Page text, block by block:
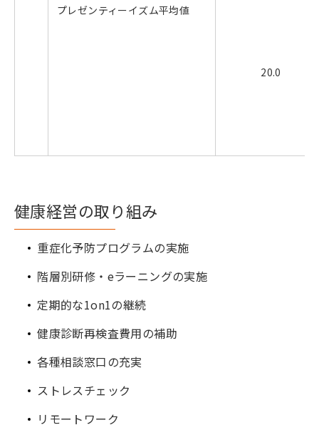
プレゼンティーイズム平均値
20.0
健康経営の取り組み
重症化予防プログラムの実施
階層別研修・eラーニングの実施
定期的な1on1の継続
健康診断再検査費用の補助
各種相談窓口の充実
ストレスチェック
リモートワーク